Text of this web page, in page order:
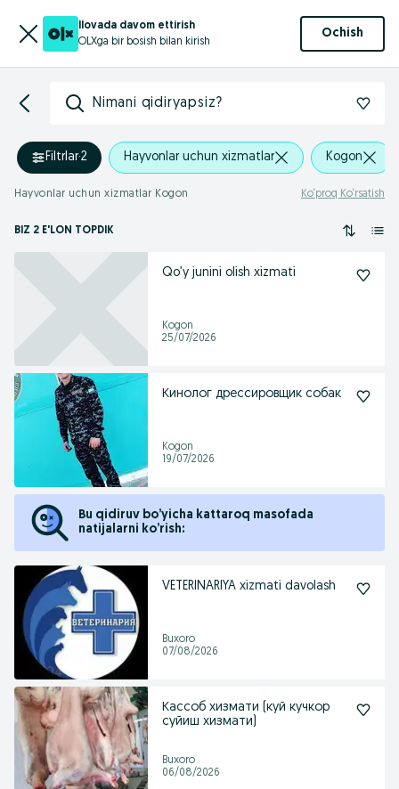
Ilovada davom ettirish
OLXga bir bosish bilan kirish
Ochish
Nimani qidiryapsiz?
Filtrlar·2 Hayvonlar uchun xizmatlar Kogon
Hayvonlar uchun xizmatlar Kogon Ko‘proq Ko‘rsatish
BIZ 2 E'LON TOPDIK
Qo’y junini olish xizmati
Kogon
25/07/2026
Кинолог дрессировщик собак
Kogon
19/07/2026
Bu qidiruv bo’yicha kattaroq masofada
natijalarni ko’rish:
VETERINARIYA xizmati davolash
Buxoro
07/08/2026
Кассоб хизмати (куй кучкор
суйиш хизмати)
Buxoro
06/08/2026